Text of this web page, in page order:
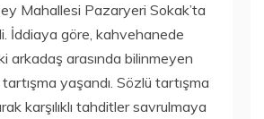
Mahallesi Pazaryeri Sokak’ta
İddiaya göre, kahvehanede
arkadaş arasında bilinmeyen
yaşandı. Sözlü tartışma
karşılıklı tahditler savrulmaya